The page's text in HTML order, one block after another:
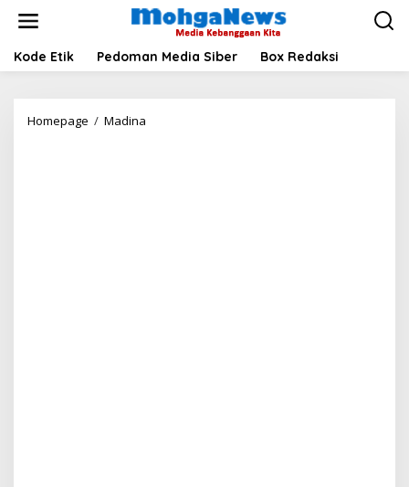
Kode Etik Pedoman Media Siber Box Redaksi
Homepage / Madina